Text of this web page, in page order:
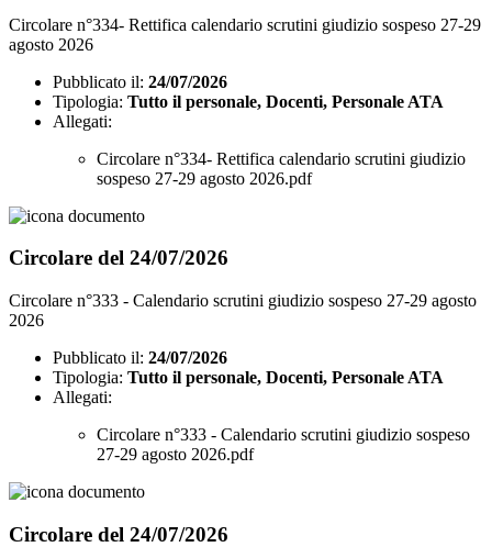
Circolare n°334- Rettifica calendario scrutini giudizio sospeso 27-29
agosto 2026
Pubblicato il: 24/07/2026
Tipologia: Tutto il personale, Docenti, Personale ATA
Allegati:
Circolare n°334- Rettifica calendario scrutini giudizio
sospeso 27-29 agosto 2026.pdf
Circolare del 24/07/2026
Circolare n°333 - Calendario scrutini giudizio sospeso 27-29 agosto
2026
Pubblicato il: 24/07/2026
Tipologia: Tutto il personale, Docenti, Personale ATA
Allegati:
Circolare n°333 - Calendario scrutini giudizio sospeso
27-29 agosto 2026.pdf
Circolare del 24/07/2026